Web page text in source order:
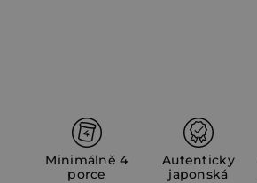
Minimálně 4
porce
Autenticky
japonská